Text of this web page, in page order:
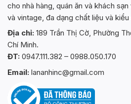
tùy
có
cho nhà hàng, quán ăn và khách
và vintage, đa dạng chất liệu và kiểu
Địa chỉ: 189 Trần Thị Cờ, Phường
Chí Minh.
ĐT: 0947.111.382 – 0988.050.170
Email: lananhinc@gmail.com